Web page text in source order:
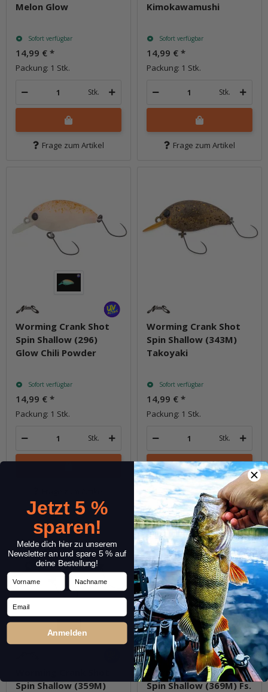
Melon Glow
Sofort verfügbar
14,99 € *
Packung: 1 Stk.
Stk.
Frage zum Artikel
Kimokawamushi
Sofort verfügbar
14,99 € *
Packung: 1 Stk.
Stk.
Frage zum Artikel
Worming Crank Shot
Spin Shallow (296)
Glow Chili Powder
Sofort verfügbar
14,99 € *
Packung: 1 Stk.
Stk.
Worming Crank Shot
Spin Shallow (343M)
Takoyaki
Sofort verfügbar
14,99 € *
Packung: 1 Stk.
Stk.
Frage zum Artikel
Spin Shallow (359M)
Worming Crank Shot
Spin Shallow (369M) Fs.
Jetzt 5 %
sparen!
Melde dich hier zu unserem
Newsletter an und spare 5 % auf
deine Bestellung!
Vorname Nachname
Email
Anmelden